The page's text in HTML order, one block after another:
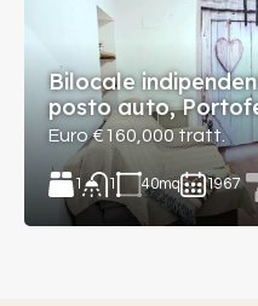
Bilocale
posto auto,
Euro €160,000 tratt.
1 1 40mq 1967